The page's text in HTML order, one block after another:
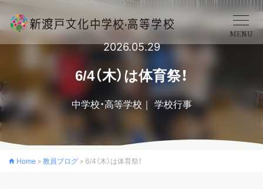
学校概要
中学校
高等学校
MENU
2026.05.29
6/4（木）は体育祭！
中学校・高等学校 学校行事
Home » 教員ブログ » 6/4（木）は体育祭！